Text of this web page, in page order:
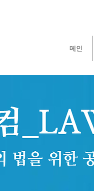
메인